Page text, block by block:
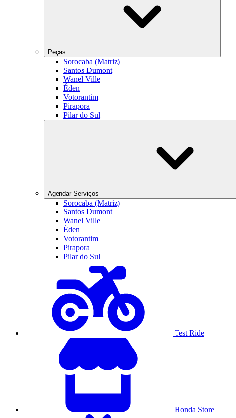
Peças
Sorocaba (Matriz)
Santos Dumont
Wanel Ville
Éden
Votorantim
Pirapora
Pilar do Sul
Agendar Serviços
Sorocaba (Matriz)
Santos Dumont
Wanel Ville
Éden
Votorantim
Pirapora
Pilar do Sul
Test Ride
Honda Store